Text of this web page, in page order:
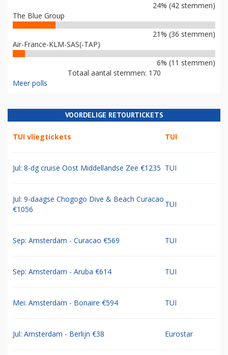
24% (42 stemmen)
The Blue Group
21% (36 stemmen)
Air-France-KLM-SAS(-TAP)
6% (11 stemmen)
Totaal aantal stemmen: 170
Meer polls
VOORDELIGE RETOURTICKETS
TUI vliegtickets TUI
Jul: 8-dg cruise Oost Middellandse Zee €1235 TUI
Jul: 9-daagse Chogogo Dive & Beach Curacao
€1056
TUI
Sep: Amsterdam - Curacao €569 TUI
Sep: Amsterdam - Aruba €614 TUI
Mei: Amsterdam - Bonaire €594 TUI
Jul: Amsterdam - Berlijn €38 Eurostar